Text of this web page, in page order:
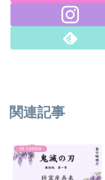
関連記事
et cetera